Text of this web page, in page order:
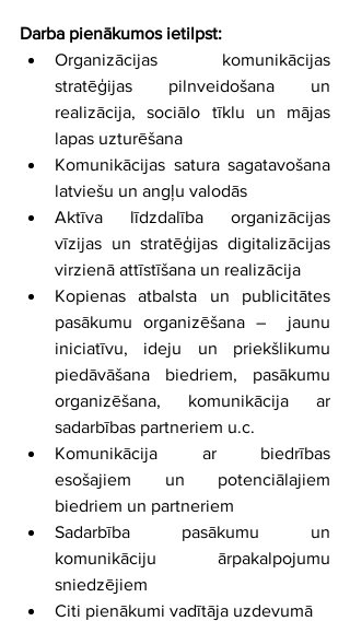
Darba pienākumos ietilpst:
Organizācijas komunikācijas
stratēģijas pilnveidošana un
realizācija, sociālo tīklu un mājas
lapas uzturēšana
Komunikācijas satura sagatavošana
latviešu un angļu valodās
Aktīva līdzdalība organizācijas
vīzijas un stratēģijas digitalizācijas
virzienā attīstīšana un realizācija
Kopienas atbalsta un publicitātes
pasākumu organizēšana –  jaunu
iniciatīvu, ideju un priekšlikumu
piedāvāšana biedriem, pasākumu
organizēšana, komunikācija ar
sadarbības partneriem u.c.
Komunikācija ar biedrības
esošajiem un potenciālajiem
biedriem un partneriem
Sadarbība pasākumu un
komunikāciju ārpakalpojumu
sniedzējiem
Citi pienākumi vadītāja uzdevumā